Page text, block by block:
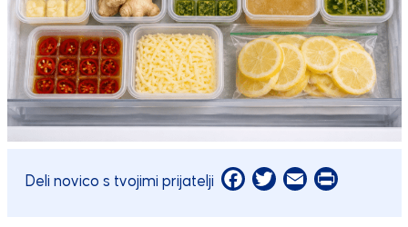
Deli novico s tvojimi prijatelji Facebook
Twitter
EmailPrint